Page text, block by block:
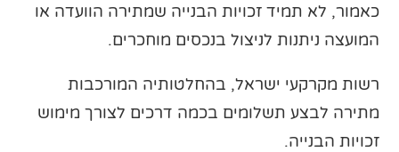
כאמור, לא תמיד זכויות הבנייה שמתירה הוועדה או
המועצה ניתנות לניצול בנכסים מוחכרים.
רשות מקרקעי ישראל, בהחלטותיה המורכבות
מתירה לבצע תשלומים בכמה דרכים לצורך מימוש
זכויות הבנייה.